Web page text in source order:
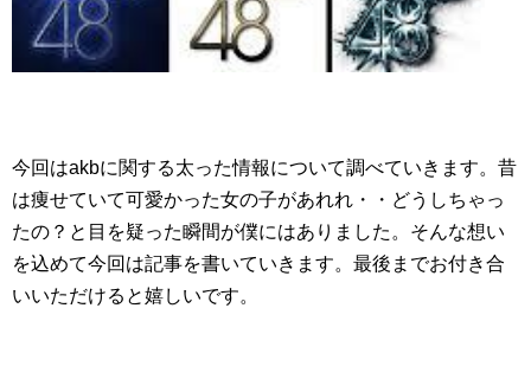
今回はakbに関する太った情報について調べていきます。昔
は痩せていて可愛かった女の子があれれ・・どうしちゃっ
たの？と目を疑った瞬間が僕にはありました。そんな想い
を込めて今回は記事を書いていきます。最後までお付き合
いいただけると嬉しいです。